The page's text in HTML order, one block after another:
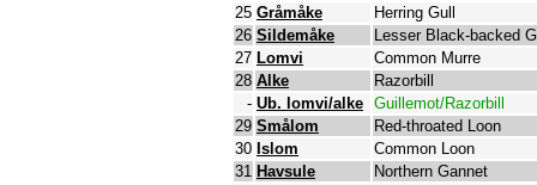
25 Gråmåke
Herring Gull
26 Sildemåke
Lesser Black-backed
27 Lomvi
Common Murre
28 Alke
Razorbill
- Ub. lomvi/alke Guillemot/Razorbill
29 Smålom
Red-throated Loon
30 Islom
Common Loon
31 Havsule
Northern Gannet